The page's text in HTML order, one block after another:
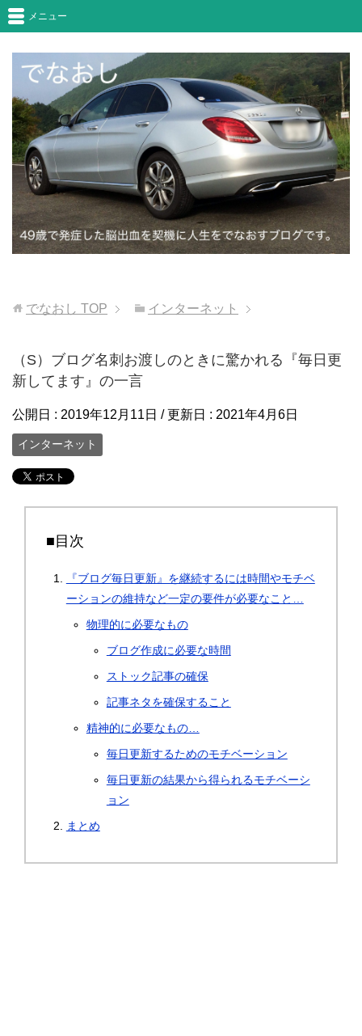
メニュー
でなおし TOP インターネット
（S）ブログ名刺お渡しのときに驚かれる『毎日更
新してます』の一言
公開日 : 2019年12月11日 / 更新日 : 2021年4月6日
インターネット
■目次
『ブログ毎日更新』を継続するには時間やモチベ
ーションの維持など一定の要件が必要なこと…
物理的に必要なもの
ブログ作成に必要な時間
ストック記事の確保
記事ネタを確保すること
精神的に必要なもの…
毎日更新するためのモチベーション
毎日更新の結果から得られるモチベーシ
ョン
まとめ